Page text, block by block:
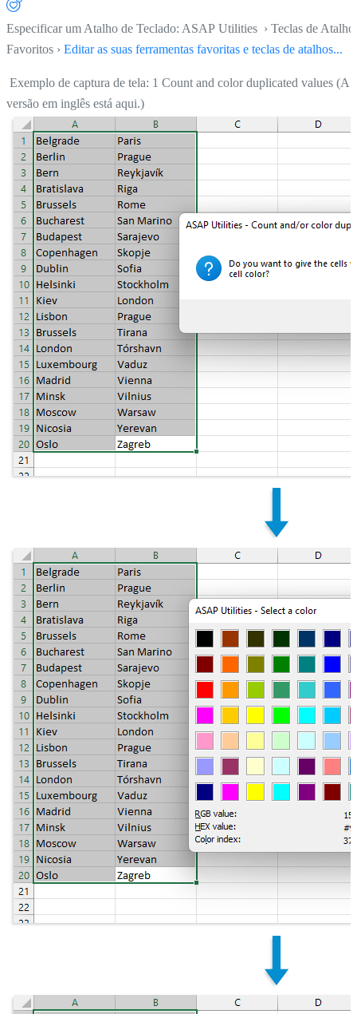
Especificar um Atalho de Teclado: ASAP Utilities › Teclas de Atalho
Favoritos › Editar as suas ferramentas favoritas e teclas de atalhos...
Exemplo de captura de tela: 1 Count and color duplicated values (A
versão em inglês está aqui.)